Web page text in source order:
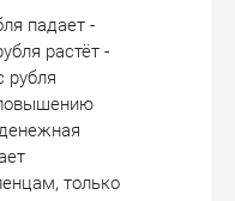
падает -
растёт -
рубля
только